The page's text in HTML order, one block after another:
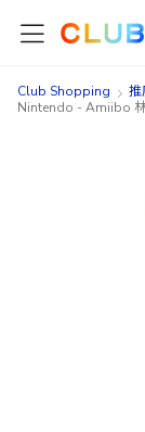
Club Shopping 推
Nintendo - Amiibo